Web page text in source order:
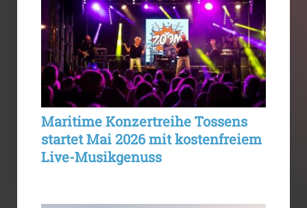
Maritime Konzertreihe Tossens
startet Mai 2026 mit kostenfreiem
Live-Musikgenuss